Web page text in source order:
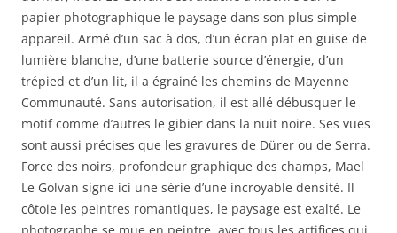
papier photographique le paysage dans son plus simple
appareil. Armé d’un sac à dos, d’un écran plat en guise de
lumière blanche, d’une batterie source d’énergie, d’un
trépied et d’un lit, il a égrainé les chemins de Mayenne
Communauté. Sans autorisation, il est allé débusquer le
motif comme d’autres le gibier dans la nuit noire. Ses vues
sont aussi précises que les gravures de Dürer ou de Serra.
Force des noirs, profondeur graphique des champs, Mael
Le Golvan signe ici une série d’une incroyable densité. Il
côtoie les peintres romantiques, le paysage est exalté. Le